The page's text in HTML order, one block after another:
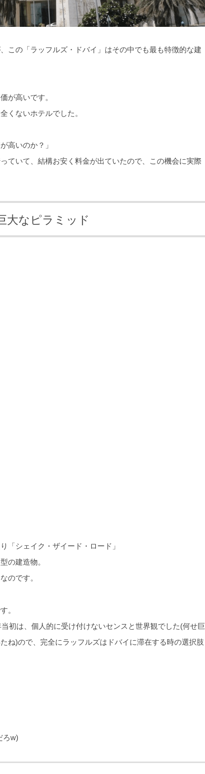
この「ラッフルズ・ドバイ」はその中でも最も特徴的な建
が高いです。
くないホテルでした。
高いのか？」
ていて、結構お安く料金が出ていたので、この機会に実際
大なピラミッド
「シェイク・ザイード・ロード」
の建造物。
のです。
。
初は、個人的に受け付けないセンスと世界観でした(何せ巨
ね)ので、完全にラッフルズはドバイに滞在する時の選択肢
ろw)